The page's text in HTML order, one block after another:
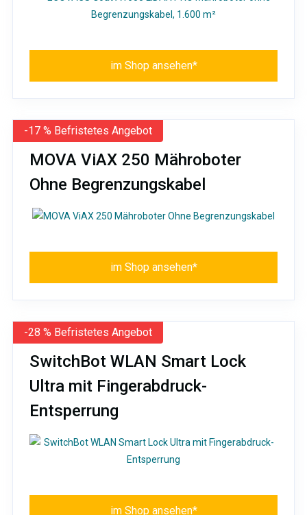
im Shop ansehen*
-17 % Befristetes Angebot
MOVA ViAX 250 Mähroboter
Ohne Begrenzungskabel
im Shop ansehen*
-28 % Befristetes Angebot
SwitchBot WLAN Smart Lock
Ultra mit Fingerabdruck-
Entsperrung
im Shop ansehen*